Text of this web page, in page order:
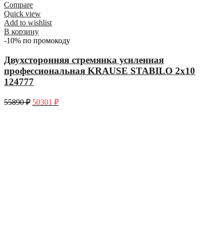
Compare
Quick view
Add to wishlist
В корзину
-10% по промокоду
Двухсторонняя стремянка усиленная
профессиональная KRAUSE STABILO 2х10
124777
55890₽ 50301 ₽